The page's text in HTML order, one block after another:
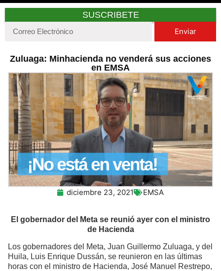
SUSCRIBETE
Enviar
Zuluaga: Minhacienda no venderá sus acciones
en EMSA
diciembre 23, 2021 EMSA
El gobernador del Meta se reunió ayer con el ministro
de Hacienda
Los gobernadores del Meta, Juan Guillermo Zuluaga, y del
Huila, Luis Enrique Dussán, se reunieron en las últimas
horas con el ministro de Hacienda, José Manuel Restrepo,